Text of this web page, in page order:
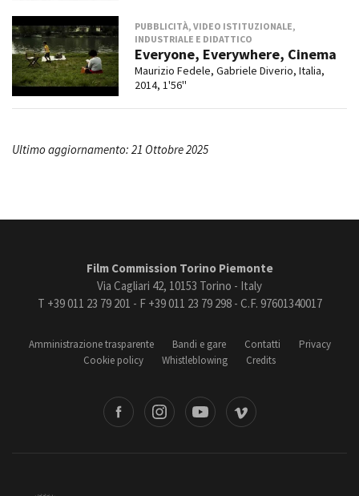
PUBBLICITÀ, VIDEO ISTITUZIONALE,
INDUSTRIALE E DIDATTICO
Everyone, Everywhere, Cinema
Maurizio Fedele, Gabriele Diverio, Italia,
2014, 1'56''
Ultimo aggiornamento: 21 Ottobre 2025
Film Commission Torino Piemonte
Via Cagliari 42, 10153 Torino - Italy
T +39 011 23 79 201 - F +39 011 23 79 298 - C.F. 97601340017
Amministrazione trasparente Bandi e gare Contatti
Privacy
Cookie policy
Whistleblowing Credits
Vimeo